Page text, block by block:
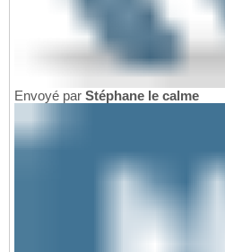
Envoyé par Stéphane le calme